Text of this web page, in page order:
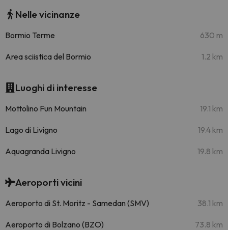
Nelle vicinanze
Bormio Terme 630 m
Area sciistica del Bormio 1.2 km
Luoghi di interesse
Mottolino Fun Mountain 19.1 km
Lago di Livigno 19.4 km
Aquagranda Livigno 19.8 km
Aeroporti vicini
Aeroporto di St. Moritz - Samedan (SMV) 38.1 km
Aeroporto di Bolzano (BZO) 73.8 km